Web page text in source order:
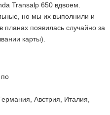
Transalp 650 вдвоем.
но мы их выполнили и
появилась случайно за
карты).
Австрия, Италия,